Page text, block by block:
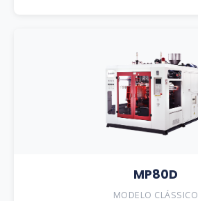
MP80D
MODELO CLÁSSICO